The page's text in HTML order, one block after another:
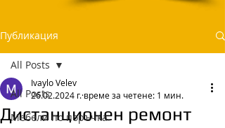
Публикация
All Posts
Мебели по поръчка
All Posts
Дистанционен ремонт
Ivaylo Velev
26.02.2024 г. време за четене: 1 мин.